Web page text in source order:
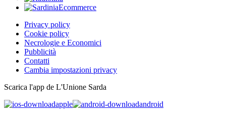
Privacy policy
Cookie policy
Necrologie e Economici
Pubblicità
Contatti
Cambia impostazioni privacy
Scarica l'app de L'Unione Sarda
apple
android